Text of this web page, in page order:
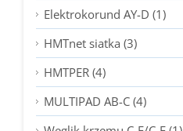
Elektrokorund AY-D (1)
HMTnet siatka (3)
HMTPER (4)
MULTIPAD AB-C (4)